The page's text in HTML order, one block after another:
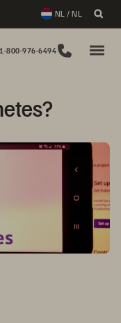
NL / NL
800-976-6494